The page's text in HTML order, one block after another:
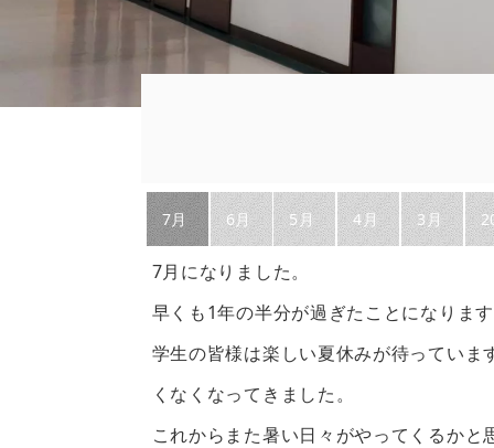
7月 6月 5月 4月 3月
7月になりました。
早くも1年の半分が過ぎたことになりま
学生の皆様は楽しい夏休みが待ってい
くなくなってきました。
これからまた暑い日々がやってくるか